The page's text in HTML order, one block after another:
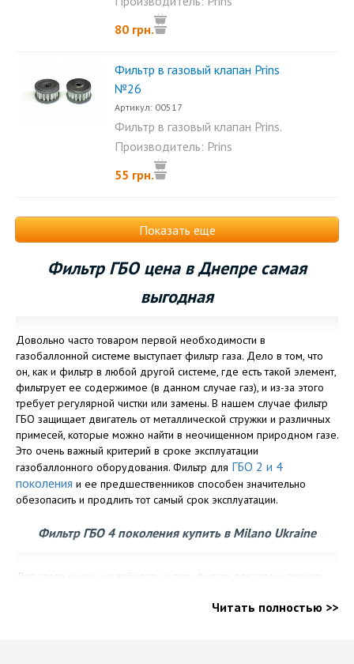
80 грн.
Фильтр в газовый клапан Prins
№26
Артикул: 00517
Фильтр в газовый клапан Prins.
Размеры фильтра:...
Производитель: Prins
55 грн.
Показать еще
Фильтр ГБО цена в Днепре самая
выгодная
Довольно часто товаром первой необходимости в
газобаллонной системе выступает фильтр газа. Дело в том, что
он, как и фильтр в любой другой системе, где есть такой элемент,
фильтрует ее содержимое (в данном случае газ), и из-за этого
требует регулярной чистки или замены. В нашем случае фильтр
ГБО защищает двигатель от металлической стружки и различных
примесей, которые можно найти в неочищенном природном газе.
Это очень важный критерий в сроке эксплуатации
газобаллонного оборудования. Фильтр для ГБО 2 и 4
поколения и ее предшественников способен значительно
обезопасить и продлить тот самый срок эксплуатации.
Фильтр ГБО 4 поколения купить в Milano Ukraine
Для этого нужно не забывать купить фильтр для газа и сменить
многие автовладельцы все равно ездят до последнего. Скорее
Читать полностью >>